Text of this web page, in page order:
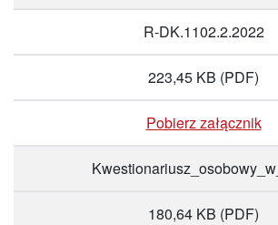
R-DK.1102.2.2022
223,45 KB (PDF)
Pobierz załącznik
180,64 KB (PDF)